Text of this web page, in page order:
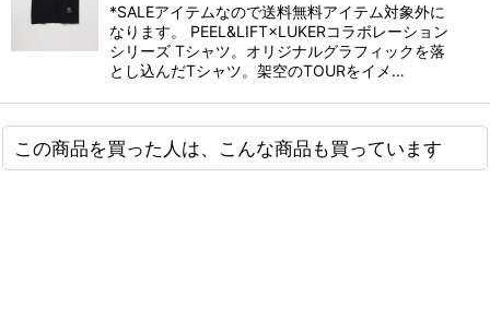
*SALEアイテムなので送料無料アイテム対象外に
なります。 PEEL&LIFT×LUKERコラボレーション
シリーズ Tシャツ。オリジナルグラフィックを落
とし込んだTシャツ。架空のTOURをイメ…
この商品を買った人は、こんな商品も買っています